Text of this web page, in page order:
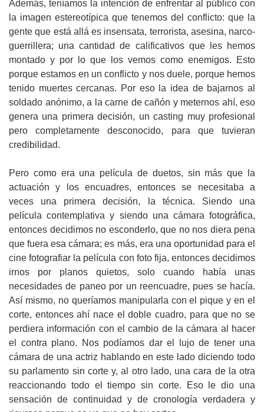
Además, teníamos la intención de enfrentar al público con
la imagen estereotípica que tenemos del conflicto: que la
gente que está allá es insensata, terrorista, asesina, narco-
guerrillera; una cantidad de calificativos que les hemos
montado y por lo que los vemos como enemigos. Esto
porque estamos en un conflicto y nos duele, porque hemos
tenido muertes cercanas. Por eso la idea de bajarnos al
soldado anónimo, a la carne de cañón y meternos ahí, eso
genera una primera decisión, un casting muy profesional
pero completamente desconocido, para que tuvieran
credibilidad.
Pero como era una película de duetos, sin más que la
actuación y los encuadres, entonces se necesitaba a
veces una primera decisión, la técnica. Siendo una
película contemplativa y siendo una cámara fotográfica,
entonces decidimos no esconderlo, que no nos diera pena
que fuera esa cámara; es más, era una oportunidad para el
cine fotografiar la película con foto fija, entonces decidimos
irnos por planos quietos, solo cuando había unas
necesidades de paneo por un reencuadre, pues se hacía.
Así mismo, no queríamos manipularla con el pique y en el
corte, entonces ahí nace el doble cuadro, para que no se
perdiera información con el cambio de la cámara al hacer
el contra plano. Nos podíamos dar el lujo de tener una
cámara de una actriz hablando en este lado diciendo todo
su parlamento sin corte y, al otro lado, una cara de la otra
reaccionando todo el tiempo sin corte. Eso le dio una
sensación de continuidad y de cronología verdadera y